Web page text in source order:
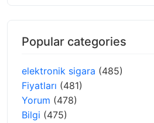
Popular categories
elektronik sigara (485)
Fiyatları (481)
Yorum (478)
Bilgi (475)